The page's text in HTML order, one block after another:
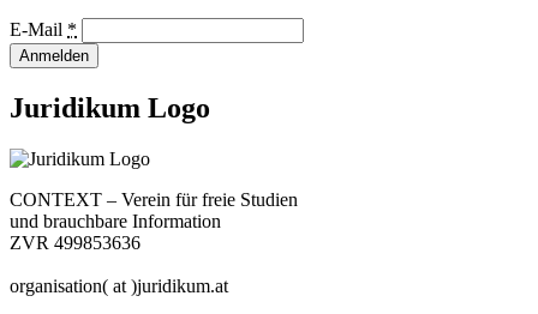
E-Mail *
Juridikum Logo
CONTEXT – Verein für freie Studien
und brauchbare Information
ZVR 499853636
organisation( at )juridikum.at